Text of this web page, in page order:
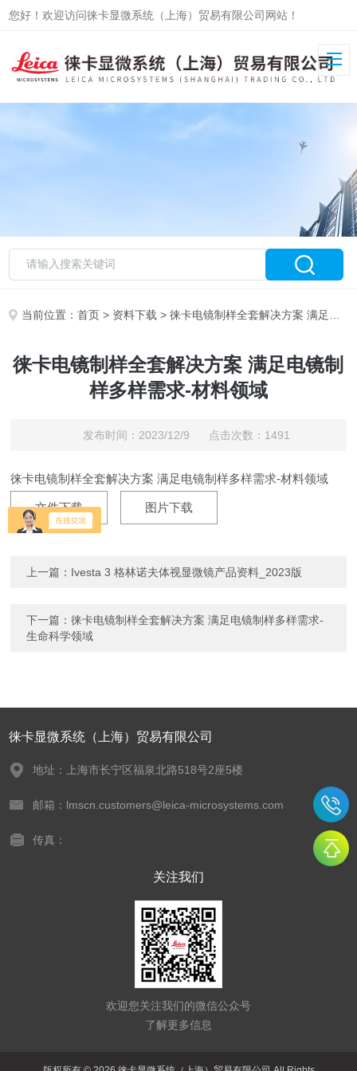
您好！欢迎访问徕卡显微系统（上海）贸易有限公司网站！
当前位置：首页 > 资料下载 > 徕卡电镜制样全套解决方案 满足电镜制样多样需求-材料领域
徕卡电镜制样全套解决方案 满足电镜制
样多样需求-材料领域
发布时间：2023/12/9 点击次数：1491
徕卡电镜制样全套解决方案 满足电镜制样多样需求-材料领域
文件下载 图片下载
上一篇： Ivesta 3 格林诺夫体视显微镜产品资料_2023版
下一篇：徕卡电镜制样全套解决方案 满足电镜制样多样需求-
生命科学领域
徕卡显微系统（上海）贸易有限公司
地址：上海市长宁区福泉北路518号2座5楼
邮箱：lmscn.customers@leica-microsystems.com
传真：
关注我们
欢迎您关注我们的微信公众号
了解更多信息